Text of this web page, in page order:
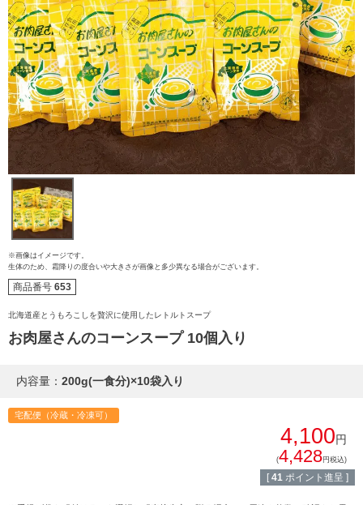
ご注文ガイド
配送・送料
熨斗・カード
イイジマとは
焼き肉
※画像はイメージです。
生体のため、霜降りの度合いや大きさが画像と多少異なる場合がございます。
商品番号 653
北海道産とうもろこしを贅沢に使用したレトルトスープ
お肉屋さんのコーンスープ 10個入り
内容量： 200g(一食分)×10袋入り
宅配便（冷蔵・冷凍可）
4,100円
(4,428円税込)
[ 41 ポイント進呈 ]